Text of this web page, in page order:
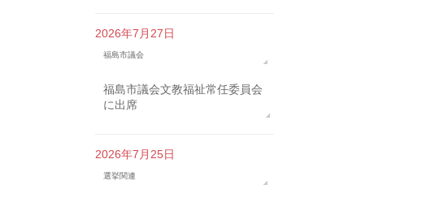
2026年7月27日
福島市議会
福島市議会文教福祉常任委員会
に出席
2026年7月25日
選挙関連